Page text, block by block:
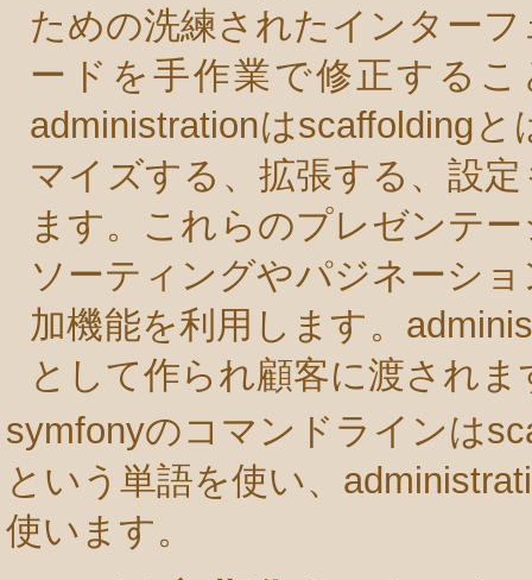
ための洗練されたインター
ードを手作業で修正する
administrationはscaffolding
マイズする、拡張する、設
ます。これらのプレゼンテ
ソーティングやパジネーシ
加機能を利用します。
として作られ顧客に渡されま
symfonyのコマンドラインは
という単語を使い、
使います。